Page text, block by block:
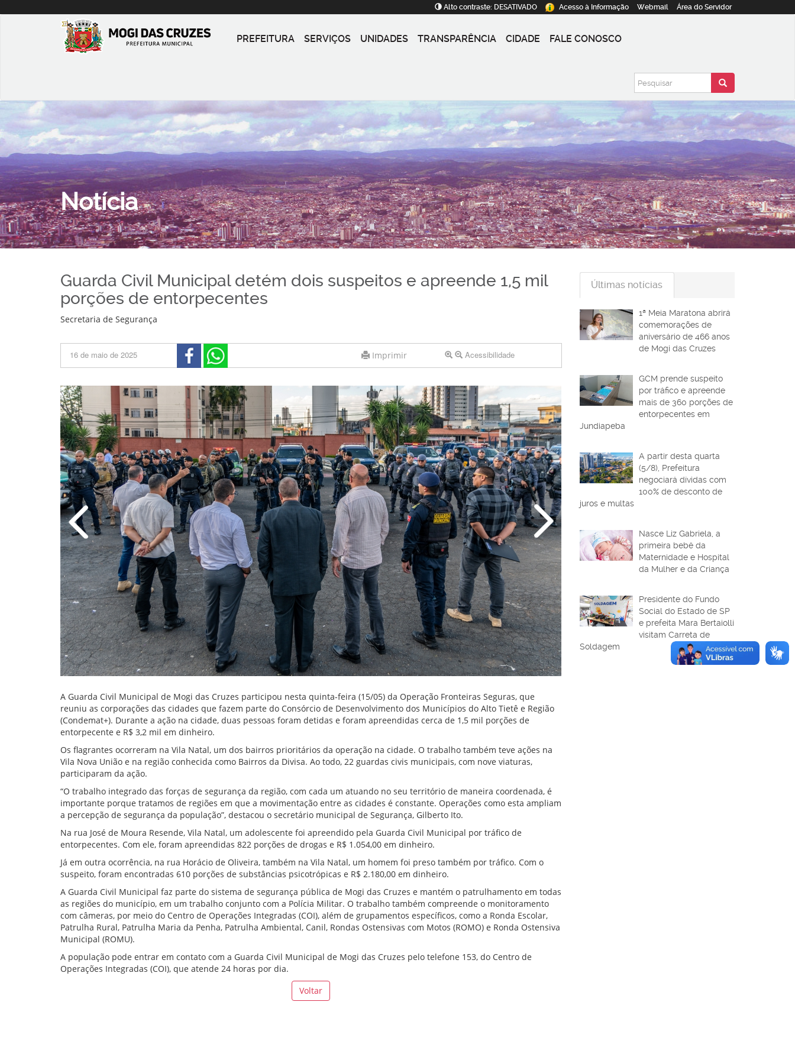
Alto contraste: DESATIVADO Acesso à Informação Webmail Área do Servidor
PREFEITURA SERVIÇOS UNIDADES TRANSPARÊNCIA CIDADE FALE CONOSCO
Notícia
Guarda Civil Municipal detém dois suspeitos e apreende 1,5 mil
porções de entorpecentes
Secretaria de Segurança
16 de maio de 2025 Imprimir Acessibilidade
A Guarda Civil Municipal de Mogi das Cruzes participou nesta quinta-feira (15/05) da Operação Fronteiras Seguras, que
reuniu as corporações das cidades que fazem parte do Consórcio de Desenvolvimento dos Municípios do Alto Tietê e Região
(Condemat+). Durante a ação na cidade, duas pessoas foram detidas e foram apreendidas cerca de 1,5 mil porções de
entorpecente e R$ 3,2 mil em dinheiro.
Os flagrantes ocorreram na Vila Natal, um dos bairros prioritários da operação na cidade. O trabalho também teve ações na
Vila Nova União e na região conhecida como Bairros da Divisa. Ao todo, 22 guardas civis municipais, com nove viaturas,
participaram da ação.
“O trabalho integrado das forças de segurança da região, com cada um atuando no seu território de maneira coordenada, é
importante porque tratamos de regiões em que a movimentação entre as cidades é constante. Operações como esta ampliam
a percepção de segurança da população”, destacou o secretário municipal de Segurança, Gilberto Ito.
Na rua José de Moura Resende, Vila Natal, um adolescente foi apreendido pela Guarda Civil Municipal por tráfico de
entorpecentes. Com ele, foram apreendidas 822 porções de drogas e R$ 1.054,00 em dinheiro.
Já em outra ocorrência, na rua Horácio de Oliveira, também na Vila Natal, um homem foi preso também por tráfico. Com o
suspeito, foram encontradas 610 porções de substâncias psicotrópicas e R$ 2.180,00 em dinheiro.
A Guarda Civil Municipal faz parte do sistema de segurança pública de Mogi das Cruzes e mantém o patrulhamento em todas
as regiões do município, em um trabalho conjunto com a Polícia Militar. O trabalho também compreende o monitoramento
com câmeras, por meio do Centro de Operações Integradas (COI), além de grupamentos específicos, como a Ronda Escolar,
Patrulha Rural, Patrulha Maria da Penha, Patrulha Ambiental, Canil, Rondas Ostensivas com Motos (ROMO) e Ronda Ostensiva
Municipal (ROMU).
A população pode entrar em contato com a Guarda Civil Municipal de Mogi das Cruzes pelo telefone 153, do Centro de
Operações Integradas (COI), que atende 24 horas por dia.
Voltar
Últimas notícias
1ª Meia Maratona abrirá
comemorações de
aniversário de 466 anos
de Mogi das Cruzes
GCM prende suspeito
por tráfico e apreende
mais de 360 porções de
entorpecentes em
Jundiapeba
A partir desta quarta
(5/8), Prefeitura
negociará dívidas com
100% de desconto de
juros e multas
Nasce Liz Gabriela, a
primeira bebê da
Maternidade e Hospital
da Mulher e da Criança
Presidente do Fundo
Social do Estado de SP
e prefeita Mara Bertaiolli
visitam Carreta de
Soldagem